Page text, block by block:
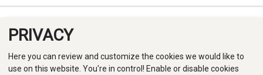
PRIVACY
Here you can review and customize the cookies we would like to
use on this website. You're in control! Enable or disable cookies